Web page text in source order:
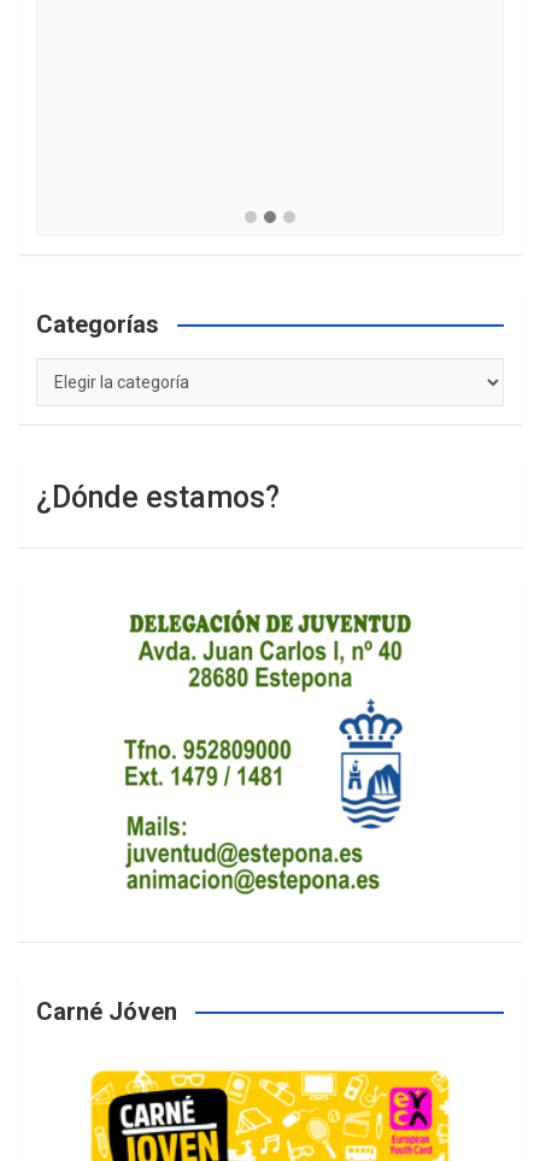
Categorías
Categorías
¿Dónde estamos?
Carné Jóven